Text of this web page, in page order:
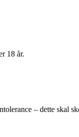
18 år.
– dette skal